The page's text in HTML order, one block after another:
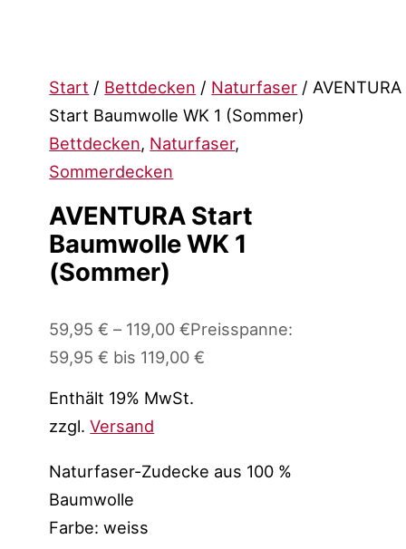
Start / Bettdecken / Naturfaser / AVENTURA
Start Baumwolle WK 1 (Sommer)
Bettdecken, Naturfaser,
Sommerdecken
AVENTURA Start
Baumwolle WK 1
(Sommer)
59,95€ – 119,00€Preisspanne:
59,95 € bis 119,00 €
Enthält 19% MwSt.
zzgl.Versand
Naturfaser-Zudecke aus 100 %
Baumwolle
Farbe: weiss